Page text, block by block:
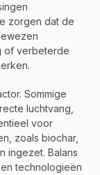
zorgen dat de
of verbeterde
Sommige
luchtvang,
voor
zoals biochar,
ingezet. Balans
technologieën